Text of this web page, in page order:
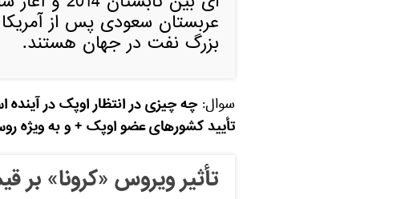
عربستان سعودی پس از
بزرگ نفت در جهان هستند.
سوال:چه چیزی در انتظار اوپک در
تأیید کشورهای عضو اوپک + و به ویژه
تأثیر ویروس «کرونا»